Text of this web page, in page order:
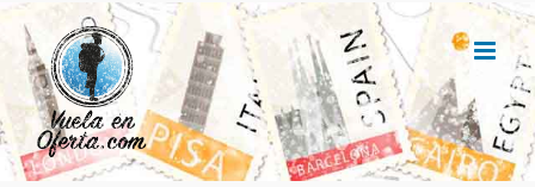
Saltar
contenido